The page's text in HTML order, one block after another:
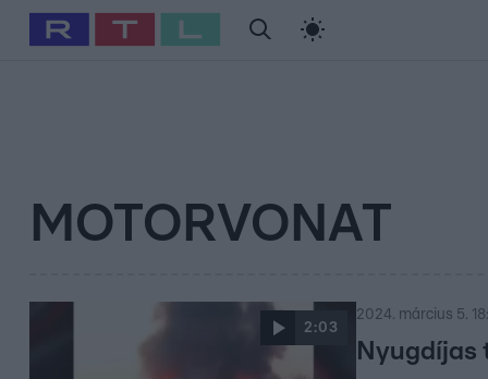
Babits Marcella Szellő István Most Wanted
MOTORVONAT
2:03
2024. március 5.